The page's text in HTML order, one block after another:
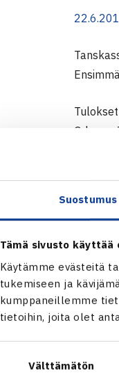
Suostumus
Tämä sivusto käyttää
Käytämme evästeitä
tukemiseen ja
kumppaneillemme
tietoihin, joita olet
Välttämätön
Tulokset
Odense,
Jaa: